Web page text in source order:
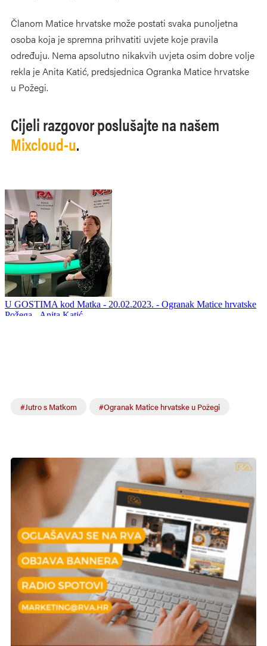
Članom Matice hrvatske može postati svaka punoljetna
osoba koja je spremna prihvatiti uvjete koje pravila
određuju. Nema apsolutno nikakvih uvjeta osim dobre volje
rekla je Anita Katić, predsjednica Ogranka Matice hrvatske
u Požegi.
Cijeli razgovor poslušajte na našem
Mixcloud-u.
#Jutro s Matkom #Ogranak Matice hrvatske u Požegi